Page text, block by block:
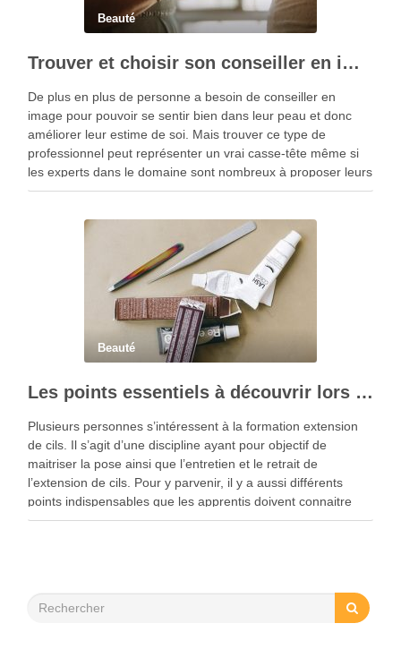
Beauté
Trouver et choisir son conseiller en image
De plus en plus de personne a besoin de conseiller en
image pour pouvoir se sentir bien dans leur peau et donc
améliorer leur estime de soi. Mais trouver ce type de
professionnel peut représenter un vrai casse-tête même si
les experts dans le domaine sont nombreux à proposer leurs
…
Beauté
Les points essentiels à découvrir lors d’une formation extension de cils
Plusieurs personnes s’intéressent à la formation extension
de cils. Il s’agit d’une discipline ayant pour objectif de
maitriser la pose ainsi que l’entretien et le retrait de
l’extension de cils. Pour y parvenir, il y a aussi différents
points indispensables que les apprentis doivent connaitre
comme les divers types d’extension …